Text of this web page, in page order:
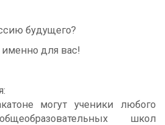
будущего?
именно для вас!
могут ученики любого
школ